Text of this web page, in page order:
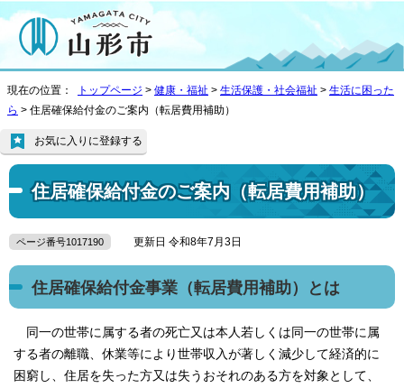
現在の位置： トップページ > 健康・福祉 > 生活保護・社会福祉 > 生活に困った
ら > 住居確保給付金のご案内（転居費用補助）
住居確保給付金のご案内（転居費用補助）
お気に入りに登録する
ページ番号1017190 更新日 令和8年7月3日
住居確保給付金事業（転居費用補助）とは
同一の世帯に属する者の死亡又は本人若しくは同一の世帯に属
する者の離職、休業等により世帯収入が著しく減少して経済的に
困窮し、住居を失った方又は失うおそれのある方を対象として、